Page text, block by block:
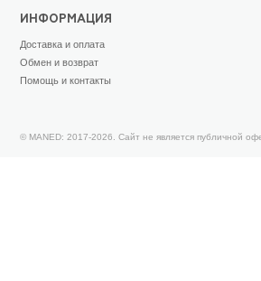
ИНФОРМАЦИЯ
Доставка и оплата
Обмен и возврат
Помощь и контакты
© MANED: 2017-2026. Сайт не является публичной